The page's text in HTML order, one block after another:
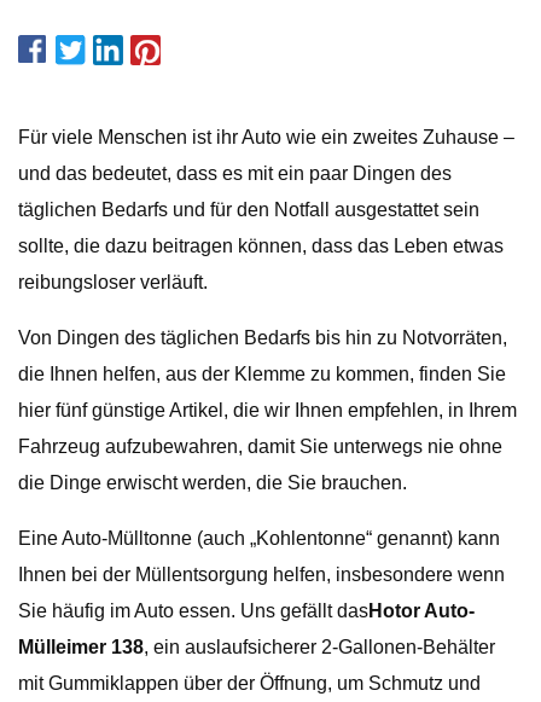
Für viele Menschen ist ihr Auto wie ein zweites Zuhause –
und das bedeutet, dass es mit ein paar Dingen des
täglichen Bedarfs und für den Notfall ausgestattet sein
sollte, die dazu beitragen können, dass das Leben etwas
reibungsloser verläuft.
Von Dingen des täglichen Bedarfs bis hin zu Notvorräten,
die Ihnen helfen, aus der Klemme zu kommen, finden Sie
hier fünf günstige Artikel, die wir Ihnen empfehlen, in Ihrem
Fahrzeug aufzubewahren, damit Sie unterwegs nie ohne
die Dinge erwischt werden, die Sie brauchen.
Eine Auto-Mülltonne (auch „Kohlentonne“ genannt) kann
Ihnen bei der Müllentsorgung helfen, insbesondere wenn
Sie häufig im Auto essen. Uns gefällt dasHotor Auto-
Mülleimer 138, ein auslaufsicherer 2-Gallonen-Behälter
mit Gummiklappen über der Öffnung, um Schmutz und